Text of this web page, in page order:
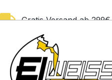
Gratis Versand ab